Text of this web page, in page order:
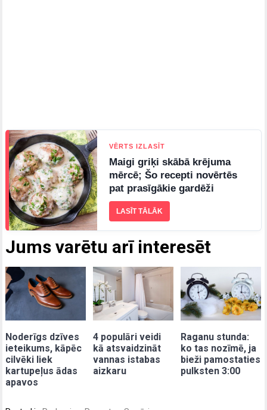
Jums varētu arī interesēt
Noderīgs dzīves
ieteikums, kāpēc
cilvēki liek
kartupeļus ādas
apavos
4 populāri veidi
kā atsvaidzināt
vannas istabas
aizkaru
Raganu stunda:
ko tas nozīmē, ja
bieži pamostaties
pulksten 3:00
VĒRTS IZLASĪT
Maigi griķi skābā krējuma
mērcē; Šo recepti novērtēs
pat prasīgākie gardēži
LASĪT TĀLĀK